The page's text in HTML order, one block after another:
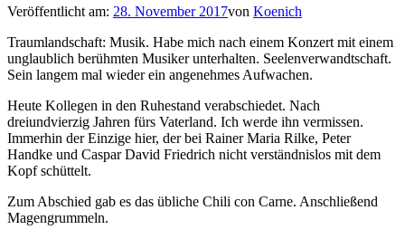
Veröffentlicht am: 28. November 2017von Koenich
Traumlandschaft: Musik. Habe mich nach einem Konzert mit einem
unglaublich berühmten Musiker unterhalten. Seelenverwandtschaft.
Sein langem mal wieder ein angenehmes Aufwachen.
Heute Kollegen in den Ruhestand verabschiedet. Nach
dreiundvierzig Jahren fürs Vaterland. Ich werde ihn vermissen.
Immerhin der Einzige hier, der bei Rainer Maria Rilke, Peter
Handke und Caspar David Friedrich nicht verständnislos mit dem
Kopf schüttelt.
Zum Abschied gab es das übliche Chili con Carne. Anschließend
Magengrummeln.